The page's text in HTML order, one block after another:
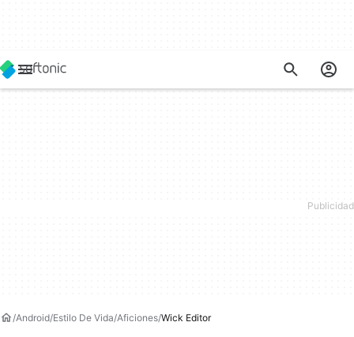
Android Estilo De Vida Aficiones Wick Editor